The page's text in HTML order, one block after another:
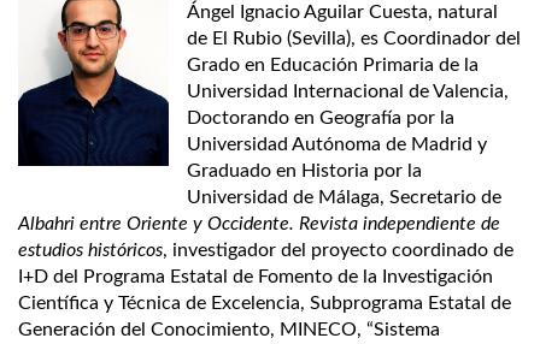
Ángel Ignacio Aguilar Cuesta, natural
de El Rubio (Sevilla), es Coordinador del
Grado en Educación Primaria de la
Universidad Internacional de Valencia,
Doctorando en Geografía por la
Universidad Autónoma de Madrid y
Graduado en Historia por la
Universidad de Málaga, Secretario de
Albahri entre Oriente y Occidente. Revista independiente de
estudios históricos, investigador del proyecto coordinado de
I+D del Programa Estatal de Fomento de la Investigación
Científica y Técnica de Excelencia, Subprograma Estatal de
Generación del Conocimiento, MINECO, “Sistema